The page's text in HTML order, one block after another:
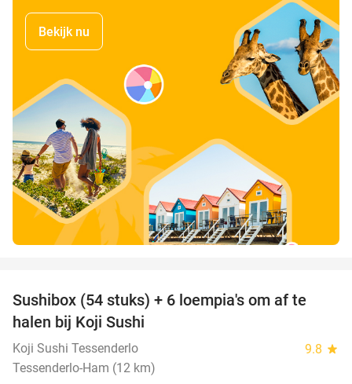
Bekijk nu
47%
Sushibox (54 stuks) + 6 loempia's om af te
halen bij Koji Sushi
Koji Sushi Tessenderlo 9.8 star
Tessenderlo-Ham (12 km)